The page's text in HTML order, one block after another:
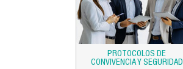
PROTOCOLOS DE
CONVIVENCIA Y SEGURIDAD